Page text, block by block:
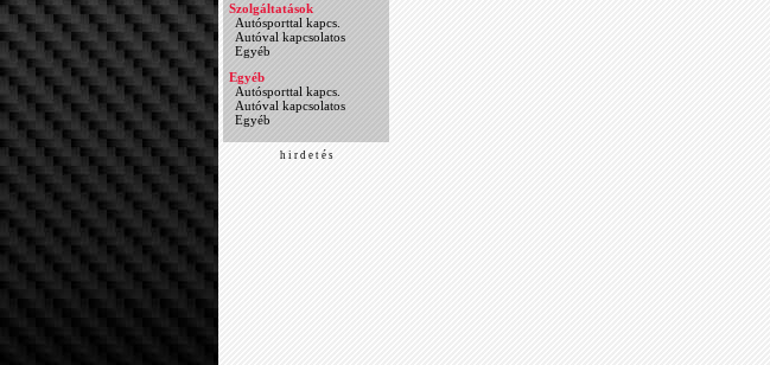
Szolgáltatások
Autósporttal kapcs.
Autóval kapcsolatos
Egyéb
Egyéb
Autósporttal kapcs.
Autóval kapcsolatos
Egyéb
h i r d e t é s